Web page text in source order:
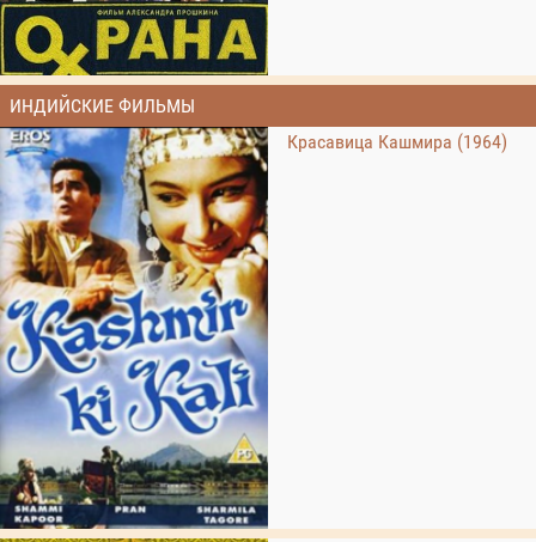
ИНДИЙСКИЕ ФИЛЬМЫ
Красавица Кашмира (1964)